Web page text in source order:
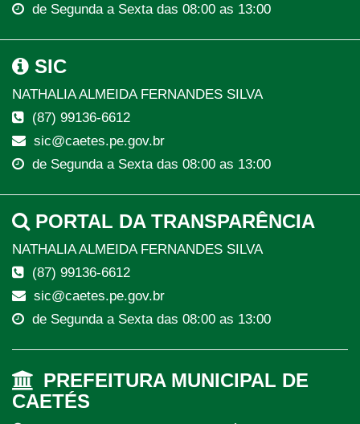
de Segunda a Sexta das 08:00 as 13:00
SIC
NATHALIA ALMEIDA FERNANDES SILVA
(87) 99136-6612
sic@caetes.pe.gov.br
de Segunda a Sexta das 08:00 as 13:00
PORTAL DA TRANSPARÊNCIA
NATHALIA ALMEIDA FERNANDES SILVA
(87) 99136-6612
sic@caetes.pe.gov.br
de Segunda a Sexta das 08:00 as 13:00
PREFEITURA MUNICIPAL DE
CAETÉS